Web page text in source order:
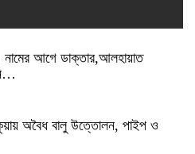
নামের আগে ডাক্তার,আলহায়াত
অবৈধ বালু উত্তোলন, পাইপ ও